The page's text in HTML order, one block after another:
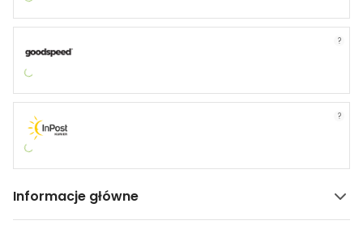
?
?
Informacje główne